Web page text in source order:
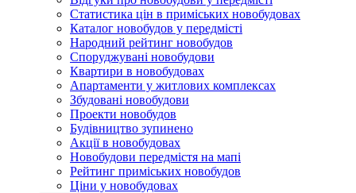
Статистика цін в приміських новобудовах
Каталог новобудов у передмісті
Народний рейтинг новобудов
Споруджувані новобудови
Квартири в новобудовах
Апартаменти у житлових комплексах
Збудовані новобудови
Проекти новобудов
Будівництво зупинено
Акції в новобудовах
Новобудови передмістя на мапі
Рейтинг приміських новобудов
Ціни у новобудовах